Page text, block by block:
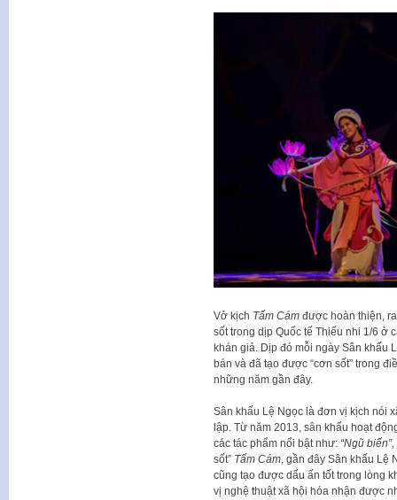
Vở kịch Tấm Cámđược hoàn thiện,
sốt trong dịp Quốc tế Thiếu nhi 1/6 ở
khán giả. Dịp đó mỗi ngày Sân khấu
bán và đã tạo được “cơn sốt” trong
những năm gần đây.
Sân khấu Lệ Ngọc là đơn vị kịch nói
lập. Từ năm 2013, sân khấu hoạt
các tác phẩm nổi bật như: “Ngũ
sốt” Tấm Cám, gần đây Sân khấu Lệ
cũng tạo được dấu ấn tốt trong lòng
vị nghệ thuật xã hội hóa nhận được